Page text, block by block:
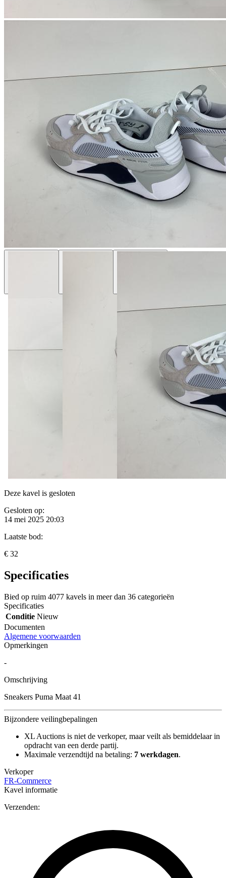
Deze kavel is gesloten
Gesloten op:
14 mei 2025 20:03
Laatste bod:
€ 32
Specificaties
Bied op ruim 4077 kavels in meer dan 36 categorieën
Specificaties
Conditie Nieuw
Documenten
Algemene voorwaarden
Opmerkingen
-
Omschrijving
Sneakers Puma Maat 41
Bijzondere veilingbepalingen
XL Auctions is niet de verkoper, maar veilt als bemiddelaar in
opdracht van een derde partij.
Maximale verzendtijd na betaling: 7 werkdagen.
Verkoper
FR-Commerce
Kavel informatie
Verzenden: